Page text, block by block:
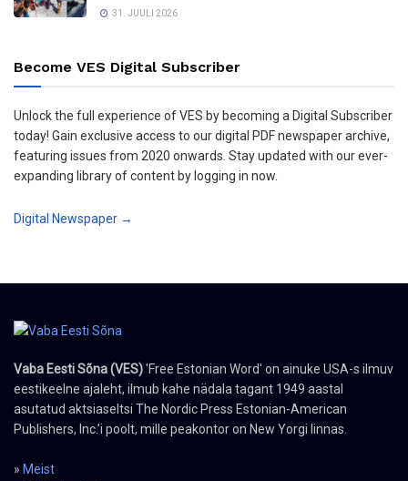
31. JUULI 2026
Become VES Digital Subscriber
Unlock the full experience of VES by becoming a Digital Subscriber
today! Gain exclusive access to our digital PDF newspaper archive,
featuring issues from 2020 onwards. Stay updated with our ever-
expanding library of content by logging in now.
Digital Newspaper →
Vaba Eesti Sõna (VES)'Free Estonian Word' on ainuke USA-s ilmuv
eestikeelne ajaleht, ilmub kahe nädala tagant 1949 aastal
asutatud aktsiaseltsi The Nordic Press Estonian-American
Publishers, Inc.’i poolt, mille peakontor on New Yorgi linnas.
» Meist